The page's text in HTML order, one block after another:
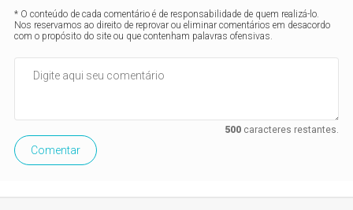
* O conteúdo de cada comentário é de responsabilidade de quem realizá-lo.
Nos reservamos ao direito de reprovar ou eliminar comentários em desacordo
com o propósito do site ou que contenham palavras ofensivas.
500caracteres restantes.
Comentar